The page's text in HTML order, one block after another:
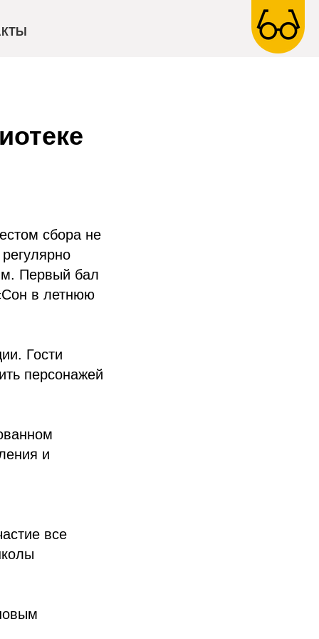
сбора не
Первый бал
в летнюю
Гости
персонажей
и
все